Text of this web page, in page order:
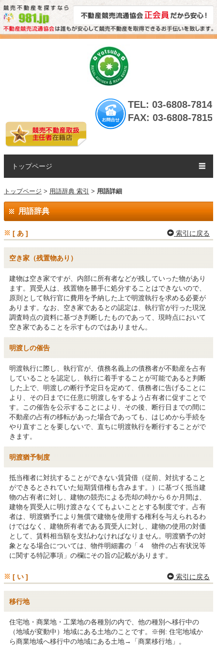
TEL: 03-6808-7814
FAX: 03-6808-7815
トップページ ☰
トップページ > 用語辞典 索引 > 用語詳細
用語辞典
[ あ ] 索引に戻る
空き家（残置物あり）
建物は空き家ですが、内部に所有者などが残していった物があり
ます。買受人は、残置物を勝手に処分することはできないので、
原則として執行官に費用を予納した上で明渡執行を求める必要が
あります。なお、空き家であるとの認定は、執行官が行った現況
調査時点の資料に基づき判断したものであって、現時点において
空き家であることを示すものではありません。
明渡しの催告
明渡執行に際し、執行官が、債務名義上の債務者が不動産を占有
していることを認定し、執行に着手することが可能であると判断
した上で、明渡しの断行予定日を定めて、債務者に告げることに
より、その日までに任意に明渡しをするよう占有者に促すことで
す。この催告を公示することにより、その後、断行日までの間に
不動産の占有の移転があった場合であっても、はじめから手続を
やり直すことを要しないで、直ちに明渡執行を断行することがで
きます。
明渡猶予制度
抵当権者に対抗することができない賃貸借（従前、対抗すること
ができるとされていた短期賃借権も含みます。）に基づく抵当建
物の占有者に対し、建物の競売による売却の時から６か月間は、
建物を買受人に明け渡さなくてもよいこととする制度です。占有
者は、明渡猶予により無償で建物を使用する権利を与えられるわ
けではなく、建物所有者である買受人に対し、建物の使用の対価
として、賃料相当額を支払わなければなりません。明渡猶予の対
象となる場合については、物件明細書の「４ 物件の占有状況等
に関する特記事項」の欄にその旨の記載があります。
[ い ] 索引に戻る
移行地
住宅地・商業地・工業地の各種別の内で、他の種別へ移行中の
（地域が変動中）地域にある土地のことです。※例: 住宅地域か
ら商業地域へ移行中の地域にある土地→「商業移行地」。